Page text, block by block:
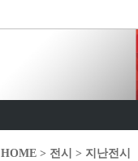
HOME > 전시 > 지난전시